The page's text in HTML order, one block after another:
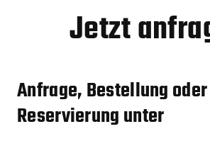
Jetzt
Anfrage, Bestellung oder
Reservierung unter